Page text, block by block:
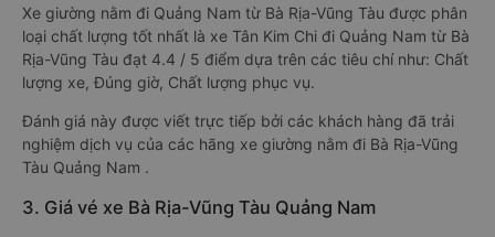
Xe giường nằm đi Quảng Nam từ Bà Rịa-Vũng Tàu được phân
loại chất lượng tốt nhất là xe Tân Kim Chi đi Quảng Nam từ Bà
Rịa-Vũng Tàu đạt 4.4 / 5 điểm dựa trên các tiêu chí như: Chất
lượng xe, Đúng giờ, Chất lượng phục vụ.
Đánh giá này được viết trực tiếp bởi các khách hàng đã trải
nghiệm dịch vụ của các hãng xe giường nằm đi Bà Rịa-Vũng
Tàu Quảng Nam .
3. Giá vé xe Bà Rịa-Vũng Tàu Quảng Nam